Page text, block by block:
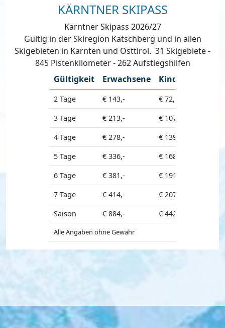
KÄRNTNER SKIPASS
Kärntner Skipass 2026/27
Gültig in der Skiregion Katschberg und in allen
Skigebieten in Kärnten und Osttirol. 31 Skigebiete -
845 Pistenkilometer - 262 Aufstiegshilfen
Gültigkeit
Erwachsene Kinder
2 Tage € 143,- € 72,-
3 Tage
€ 213,- € 107,-
4 Tage
€ 278,- € 139,-
5 Tage
€ 336,- € 168,-
6 Tage
€ 381,- € 191,-
7 Tage
€ 414,- € 207,-
Saison
€ 884,- € 442,-
Alle Angaben ohne Gewähr